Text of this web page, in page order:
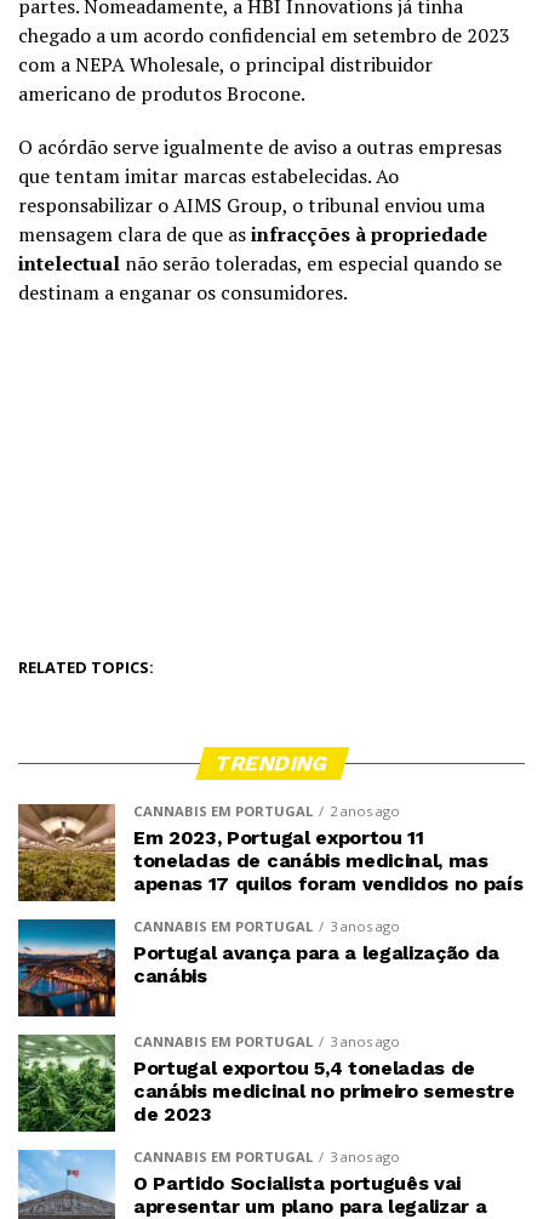
partes. Nomeadamente, a HBI Innovations já tinha
chegado a um acordo confidencial em setembro de 2023
com a NEPA Wholesale, o principal distribuidor
americano de produtos Brocone.
O acórdão serve igualmente de aviso a outras empresas
que tentam imitar marcas estabelecidas. Ao
responsabilizar o AIMS Group, o tribunal enviou uma
mensagem clara de que asinfracções à propriedade
intelectual não serão toleradas, em especial quando se
destinam a enganar os consumidores.
RELATED TOPICS:
TRENDING
CANNABIS EM PORTUGAL 2 anos ago
Em 2023, Portugal exportou 11
toneladas de canábis medicinal, mas
apenas 17 quilos foram vendidos no país
CANNABIS EM PORTUGAL 3 anos ago
Portugal avança para a legalização da
canábis
CANNABIS EM PORTUGAL 3 anos ago
Portugal exportou 5,4 toneladas de
canábis medicinal no primeiro semestre
de 2023
CANNABIS EM PORTUGAL 3 anos ago
O Partido Socialista português vai
apresentar um plano para legalizar a